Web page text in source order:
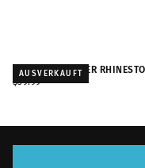
TRENDY DESIGNER
AUSVERKAUFT
REGULÄRER
$39.99